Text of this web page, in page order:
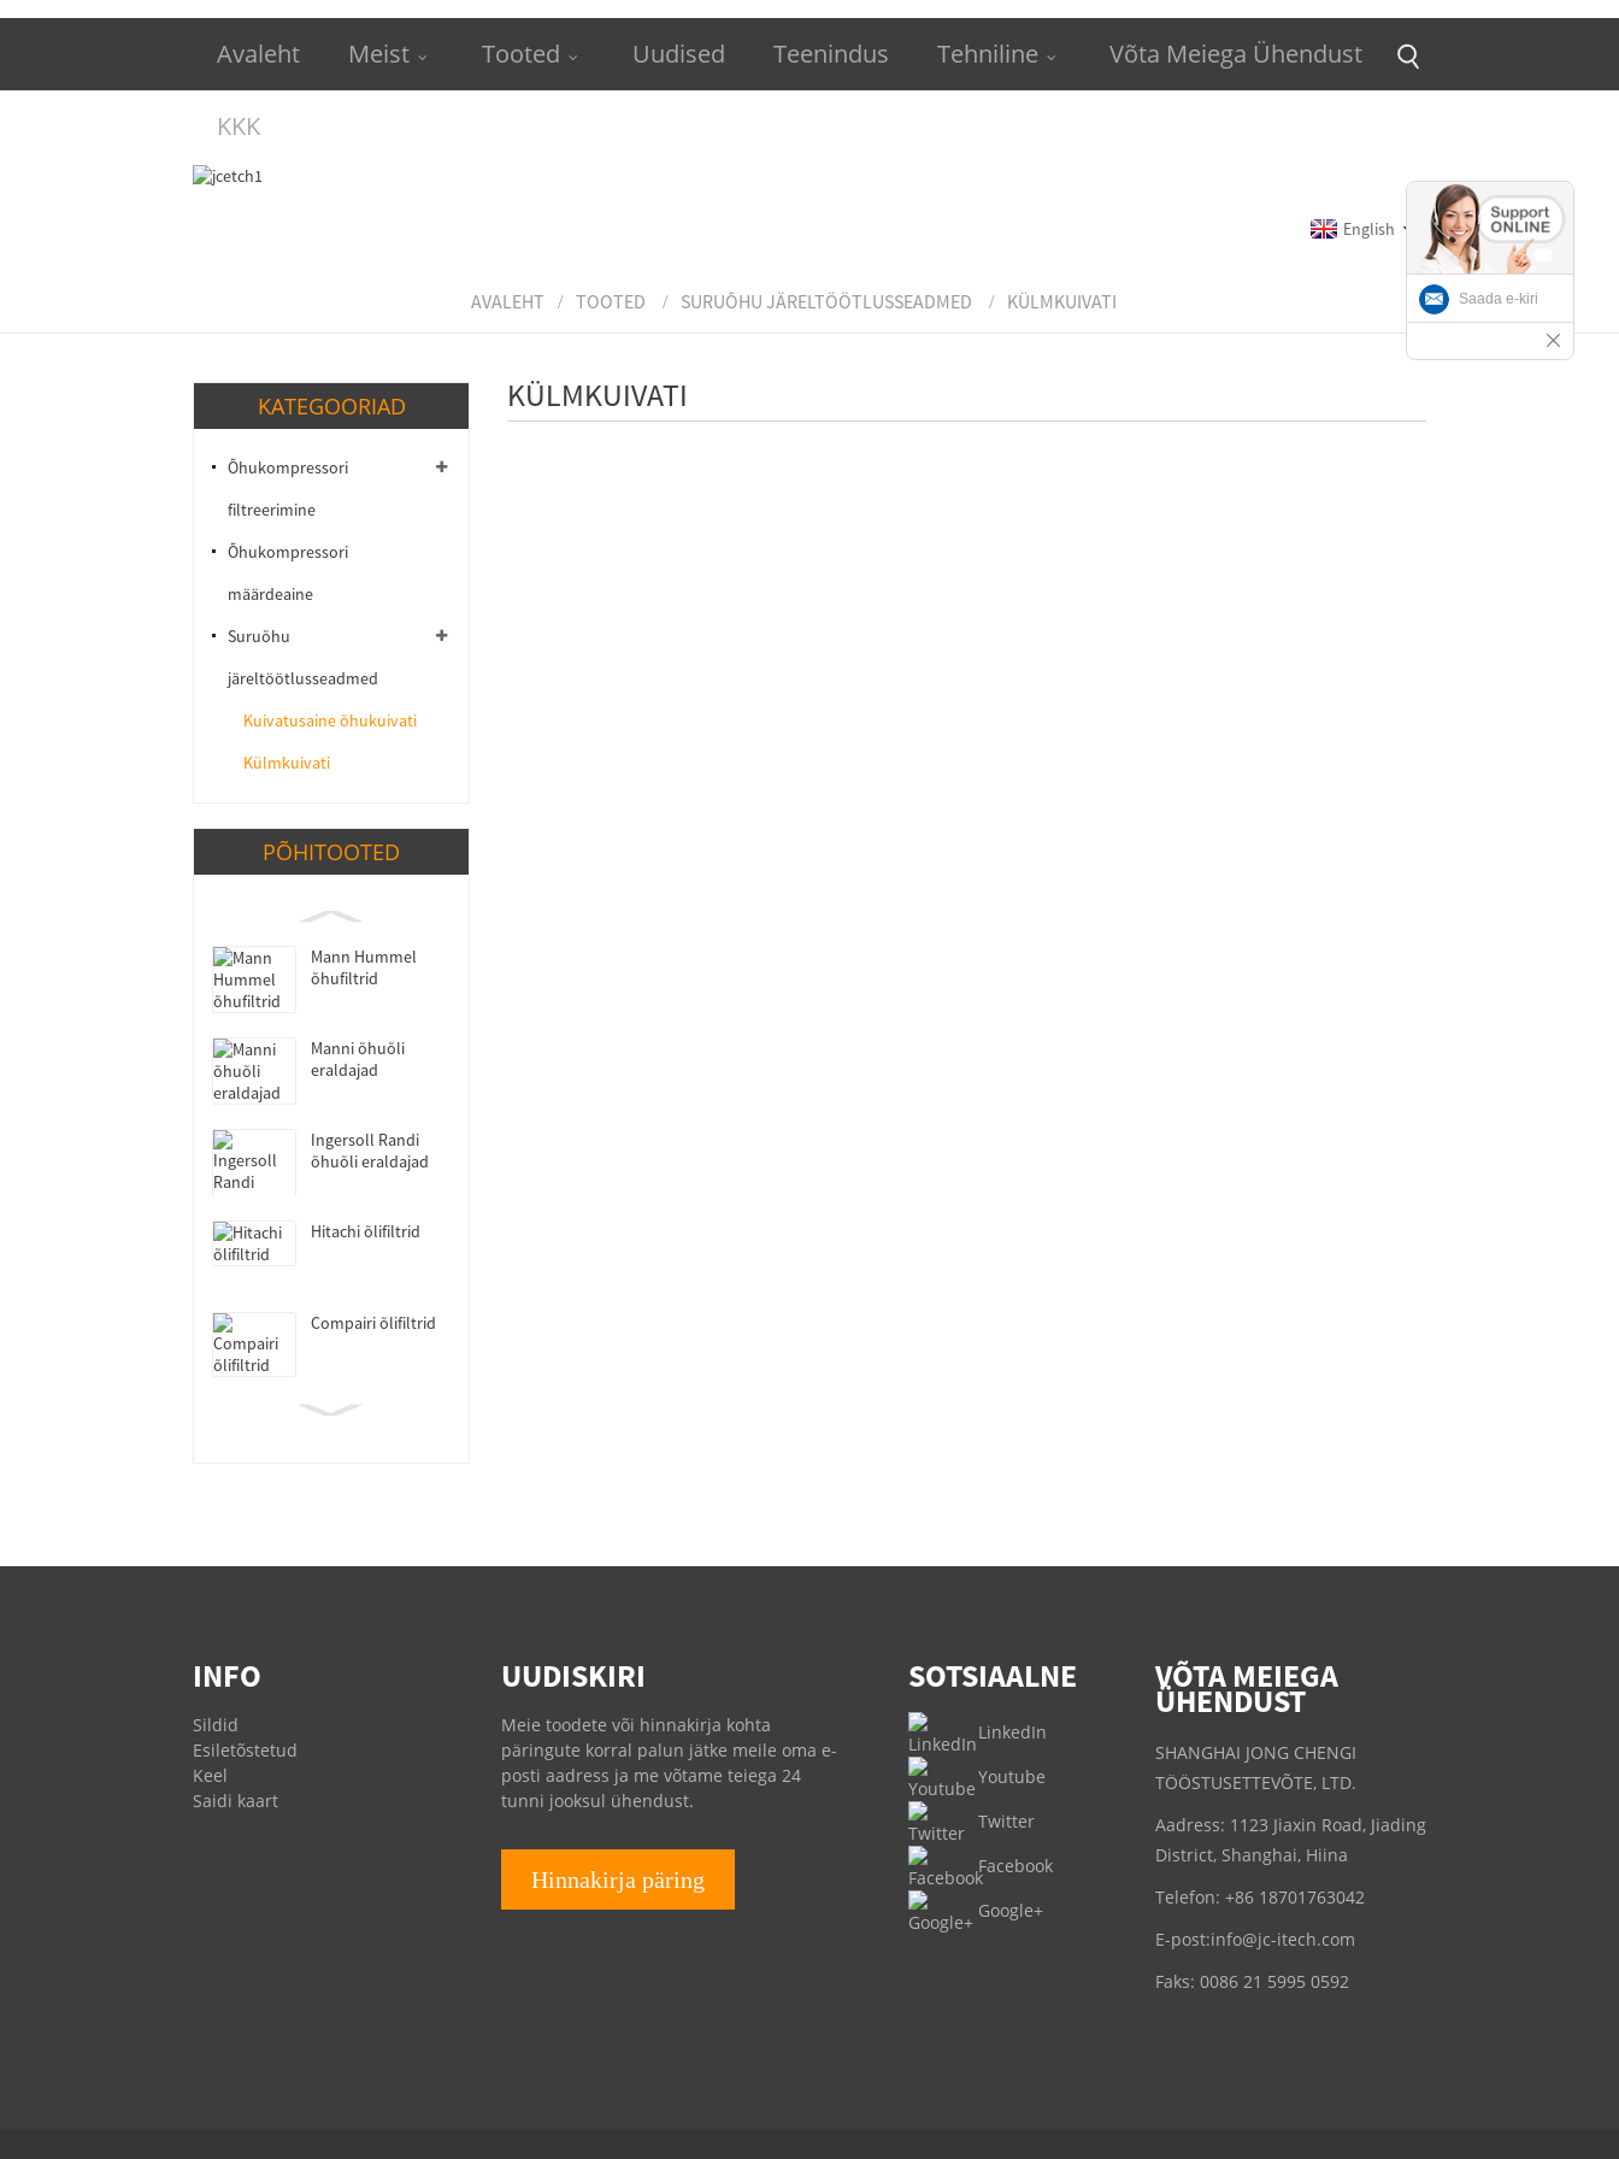
Avaleht Meist Tooted Uudised Teenindus Tehniline Võta Meiega Ühendust
KKK
English
AVALEHT TOOTED SURUÕHU JÄRELTÖÖTLUSSEADMED KÜLMKUIVATI
KATEGOORIAD
Õhukompressori
filtreerimine
Õhukompressori
määrdeaine
Suruõhu
järeltöötlusseadmed
Kuivatusaine õhukuivati
Külmkuivati
PÕHITOOTED
Mann Hummel
õhufiltrid
Manni õhuõli
eraldajad
Ingersoll Randi
õhuõli eraldajad
Hitachi õlifiltrid
Compairi õlifiltrid
Fushengi õlifiltrid
KÜLMKUIVATI
INFO
Sildid
Esiletõstetud
Keel
Saidi kaart
UUDISKIRI
Meie toodete või hinnakirja kohta
päringute korral palun jätke meile oma e-
posti aadress ja me võtame teiega 24
tunni jooksul ühendust.
Hinnakirja päring
SOTSIAALNE
LinkedIn
Youtube
Twitter
Facebook
Google+
VÕTA MEIEGA
ÜHENDUST
SHANGHAI JONG CHENGI
TÖÖSTUSETTEVÕTE, LTD.
Aadress: 1123 Jiaxin Road, Jiading
District, Shanghai, Hiina
Telefon: +86 18701763042
E-post:info@jc-itech.com
Faks: 0086 21 5995 0592
Saada e-kiri